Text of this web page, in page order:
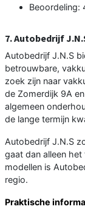
Beoordeling:
7. Autobedrijf
Autobedrijf J.N.S
betrouwbare,
zoek zijn naar
de Zomerdijk 9A
algemeen
de lange termijn
Autobedrijf J.N.S
gaat dan alleen
modellen is
regio.
Praktische